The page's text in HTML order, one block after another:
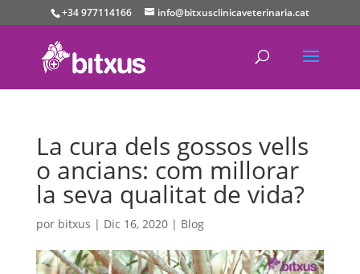
+34 977114166 info@bitxusclinicaveterinaria.cat
La cura dels gossos vells
o ancians: com millorar
la seva qualitat de vida?
por bitxus | Dic 16, 2020| Blog